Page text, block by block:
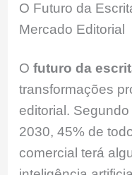
O Futuro da
Mercado Editorial
Ofuturo da
transformações
editorial.
2030, 45% de
comercial terá